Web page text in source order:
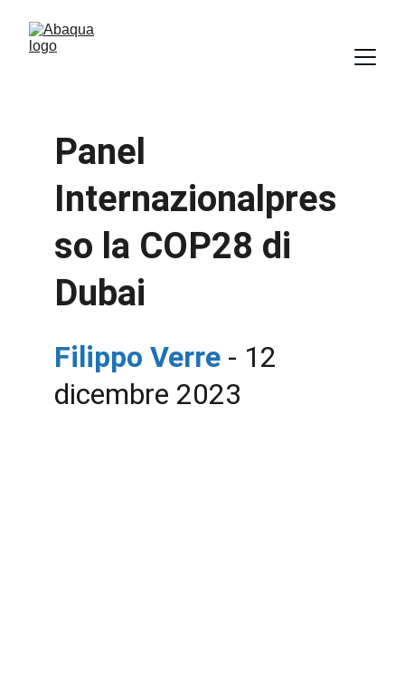
Panel
Internazionalpres
so la COP28 di
Dubai
Filippo Verre - 12
dicembre 2023